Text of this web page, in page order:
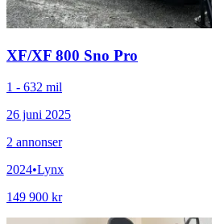
XF/XF 800 Sno Pro
1 - 632 mil
26 juni 2025
2 annonser
2024•Lynx
149 900 kr